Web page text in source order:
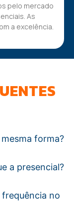
pelo mercado
As
a excelência.
forma?
a presencial?
no